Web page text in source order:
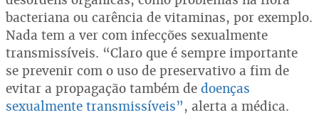
bacteriana ou carência de vitaminas, por exemplo.
Nada tem a ver com infecções sexualmente
transmissíveis. “Claro que é sempre importante
se prevenir com o uso de preservativo a fim de
evitar a propagação também de doenças
sexualmente transmissíveis”, alerta a médica.